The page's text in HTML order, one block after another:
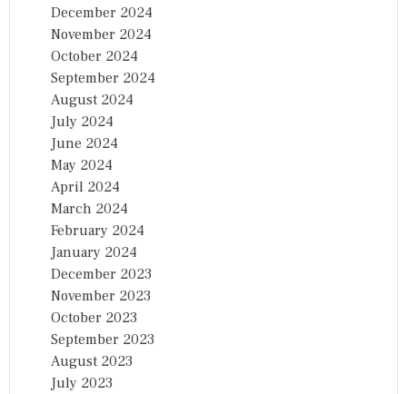
December 2024
November 2024
October 2024
September 2024
August 2024
July 2024
June 2024
May 2024
April 2024
March 2024
February 2024
January 2024
December 2023
November 2023
October 2023
September 2023
August 2023
July 2023